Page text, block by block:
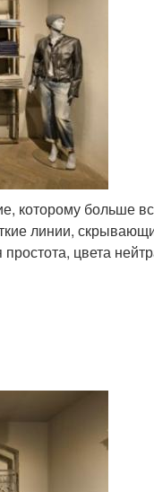
которому больше
линии,
цвета